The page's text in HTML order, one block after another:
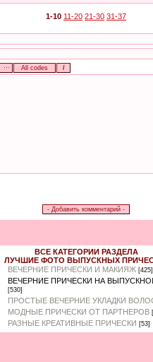
1-10 11-20 21-30 31-37
ВСЕ КАТЕГОРИИ РАЗДЕЛА
ЛУЧШИЕ ФОТО ВЫПУСКНЫХ
ВЕЧЕРНИЕ ПРИЧЕСКИ И МАКИЯЖ [425]
ВЕЧЕРНИЕ ПРИЧЕСКИ НА
[530]
ПРОСТЫЕ ВЕЧЕРНИЕ УКЛАДКИ
МОДНЫЕ ПРИЧЕСКИ ОТ ПАРТНЕРОВ
РАЗНЫЕ КРЕАТИВНЫЕ ПРИЧЕСКИ [53]